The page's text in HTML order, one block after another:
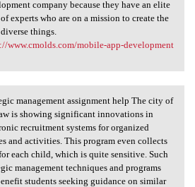
company because they have an elite
experts who are on a mission to create the
things.
www.cmolds.com/mobile-app-development
management
management assignment help The city of
is showing significant innovations in
recruitment systems for organized
and activities. This program even collects
each child, which is quite sensitive. Such
management techniques and programs
students seeking guidance on similar